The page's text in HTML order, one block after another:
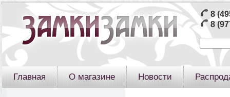
8
8
Главная О магазине Новости